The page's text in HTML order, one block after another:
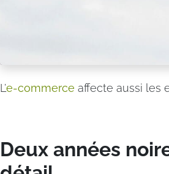
L’e-commerce affecte aussi les
Deux années